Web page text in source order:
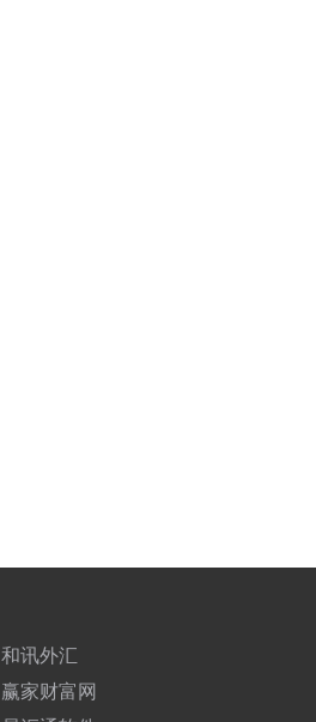
和讯外汇
赢家财富网